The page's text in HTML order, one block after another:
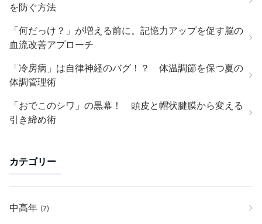
を防ぐ方法
「何だっけ？」が増える前に。記憶力アップを促す脳の
血流改善アプローチ
「冷房病」は自律神経のバグ！？ 体温調節を保つ夏の
体調管理術
「おでこのシワ」の黒幕！ 頭皮と帽状腱膜から変える
引き締め術
カテゴリー
中高年 (7)